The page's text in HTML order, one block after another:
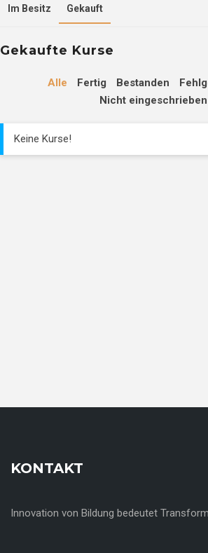
Im Besitz Gekauft
Gekaufte Kurse
Alle Fertig Bestanden
Nicht eingeschrieben
Keine Kurse!
KONTAKT
Innovation von Bildung bedeutet